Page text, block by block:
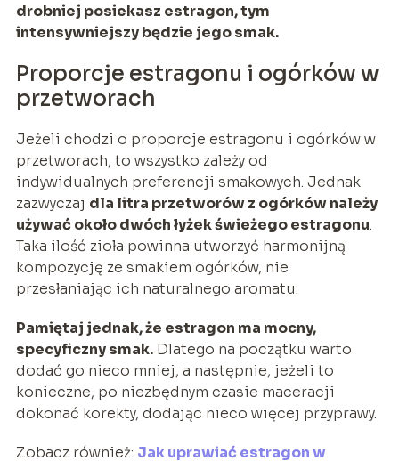
drobniej posiekasz estragon, tym
intensywniejszy będzie jego smak.
Proporcje estragonu i ogórków w
przetworach
Jeżeli chodzi o proporcje estragonu i ogórków w
przetworach, to wszystko zależy od
indywidualnych preferencji smakowych. Jednak
zazwyczaj dla litra przetworów z ogórków należy
używać około dwóch łyżek świeżego estragonu.
Taka ilość zioła powinna utworzyć harmonijną
kompozycję ze smakiem ogórków, nie
przesłaniając ich naturalnego aromatu.
Pamiętaj jednak, że estragon ma mocny,
specyficzny smak.Dlatego na początku warto
dodać go nieco mniej, a następnie, jeżeli to
konieczne, po niezbędnym czasie maceracji
dokonać korekty, dodając nieco więcej przyprawy.
Zobacz również: Jak uprawiać estragon w